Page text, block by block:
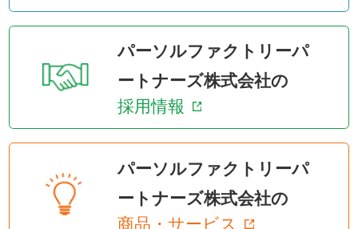
パーソルファクトリーパ
ートナーズ株式会社の
採用情報
パーソルファクトリーパ
ートナーズ株式会社の
商品・サービス